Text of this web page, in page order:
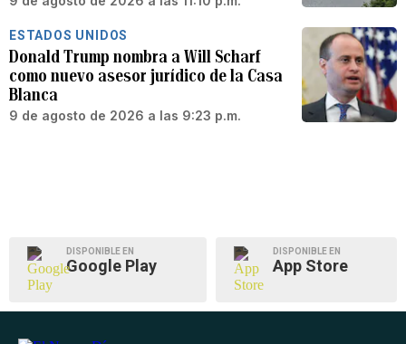
ESTADOS UNIDOS
Donald Trump nombra a Will Scharf
como nuevo asesor jurídico de la Casa
Blanca
9 de agosto de 2026 a las 9:23 p.m.
DISPONIBLE EN
Google Play
DISPONIBLE EN
App Store